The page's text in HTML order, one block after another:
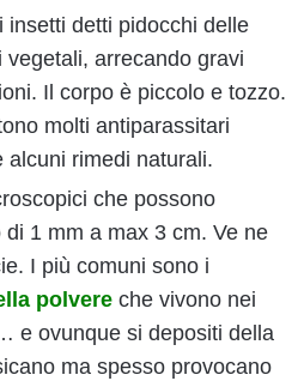
insetti detti pidocchi delle
vegetali, arrecando gravi
Il corpo è piccolo e tozzo.
molti antiparassitari
alcuni rimedi naturali.
che possono
1 mm a max 3 cm. Ve ne
I più comuni sono i
polvere che vivono nei
e ovunque si depositi della
ma spesso provocano